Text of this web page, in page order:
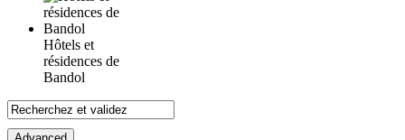
Hôtels et
résidences de
Bandol